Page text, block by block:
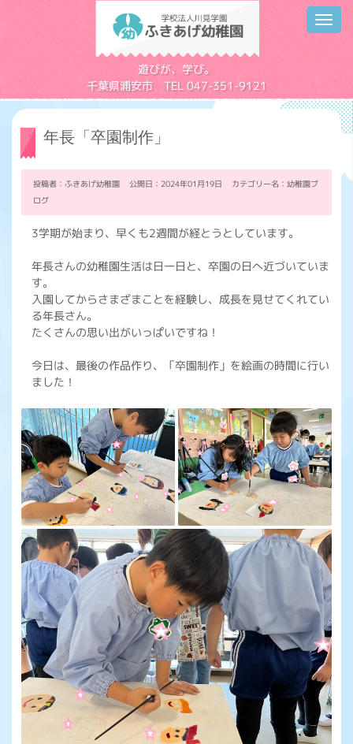
遊びが、学び。
千葉県浦安市 TEL 047-351-9121
年長「卒園制作」
投稿者：ふきあげ幼稚園 公開日：2024年01月19日 カテゴリー名： 幼稚園ブ
ログ
3学期が始まり、早くも2週間が経とうとしています。
年長さんの幼稚園生活は日一日と、卒園の日へ近づいていま
す。
入園してからさまざまことを経験し、成長を見せてくれてい
る年長さん。
たくさんの思い出がいっぱいですね！
今日は、最後の作品作り、「卒園制作」を絵画の時間に行い
ました！